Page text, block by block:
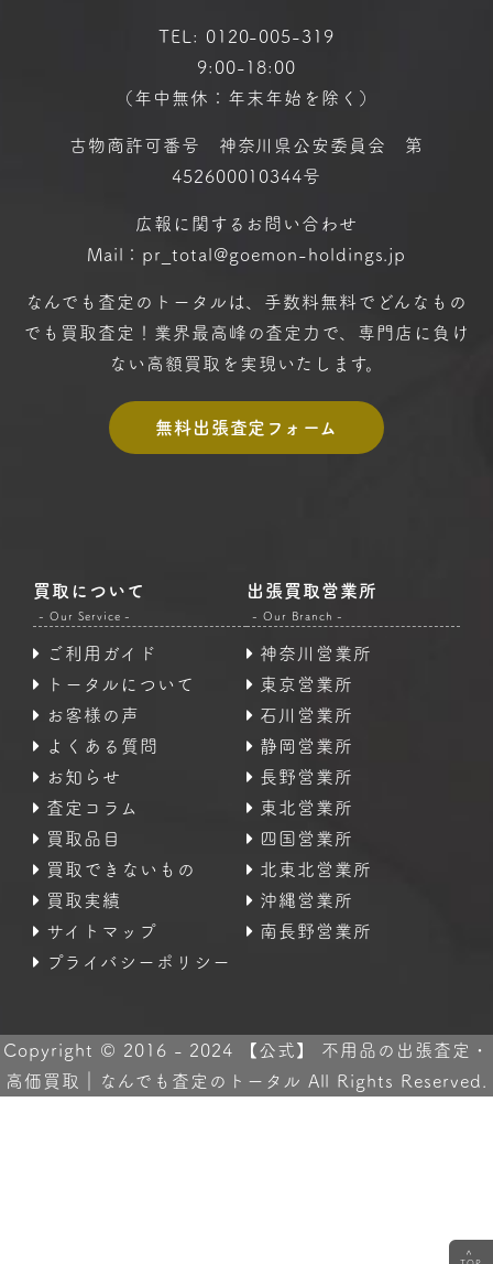
TEL: 0120-005-319
9:00-18:00
（年中無休：年末年始を除く）
古物商許可番号 神奈川県公安委員会 第
452600010344号
広報に関するお問い合わせ
Mail：pr_total@goemon-holdings.jp
なんでも査定のトータルは、手数料無料で どんなもの
でも買取査定！ 業界最高峰の査定力で、専門店に 負け
ない高額買取を実現いたします。
無料出張査定フォーム
買取について
- Our Service -
ご利用ガイド
トータルについて
お客様の声
よくある質問
お知らせ
査定コラム
買取品目
買取できないもの
買取実績
サイトマップ
プライバシーポリシー
出張買取営業所
- Our Branch -
神奈川営業所
東京営業所
石川営業所
静岡営業所
長野営業所
東北営業所
四国営業所
北東北営業所
沖縄営業所
南長野営業所
Copyright © 2016 - 2024 【公式】 不用品の出張査定・
高価買取｜なんでも査定のトータル All Rights Reserved.
<